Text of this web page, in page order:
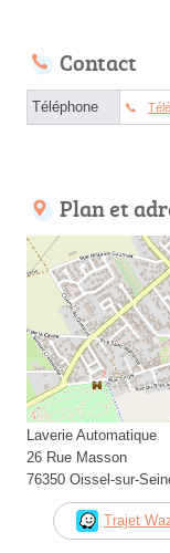
Contact
Téléphone
Plan et
Laverie Automatique
26 Rue Masson
76350 Oissel-sur-
Trajet